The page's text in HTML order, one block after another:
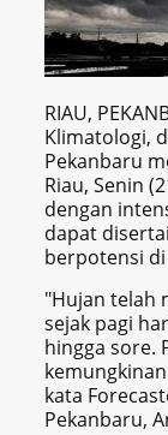
RIAU,
Klimatologi,
Pekanbaru
Riau, Senin
dengan
dapat
berpotensi
"Hujan telah
sejak pagi
hingga sore.
kata
Pekanbaru,